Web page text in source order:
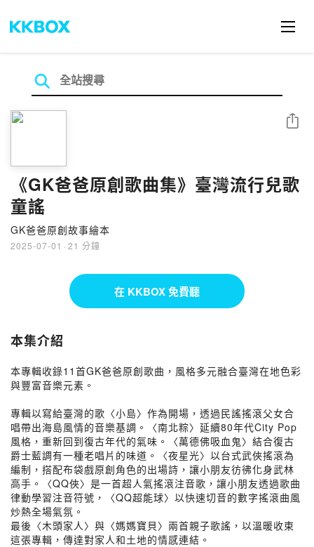
《GK爸爸原創歌曲集》臺灣流行兒歌
童謠
GK爸爸原創故事繪本
2025-07-01 · 21 分鐘
分享
在 KKBOX 免費聽
本集介紹
本專輯收錄11首GK爸爸原創歌曲，風格多元融合臺灣在地色彩
與豐富音樂元素。
專輯以寫給臺灣的歌〈小島〉作為開場，透過民謠搖滾父女合
唱帶出海島風情的音樂基調。〈南北粽〉延續80年代City Pop
風格，重新回到復古年代的氣味。〈萬德佛吸血鬼〉結合復古
爵士藍調有一種老唱片的味道。〈夜星光〉以台式武俠搖滾為
編制，搭配布袋戲原創角色的出場詩，讓小朋友彷彿化身武林
高手。〈QQ俠〉是一首超人氣搖滾注音歌，讓小朋友透過歌曲
律動學習注音符號，〈QQ超能球〉以快速切音的數字搖滾曲風
炒熱全場氣氛。
最後〈木頭家人〉與〈媽媽寶貝〉兩首親子歌謠，以溫暖收束
這張專輯，傳達對家人和土地的情感連結。